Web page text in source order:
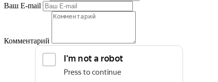
Ваш E-mail
Комментарий